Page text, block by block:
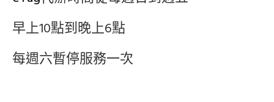
早上10點到晚上6點
每週六暫停服務一次